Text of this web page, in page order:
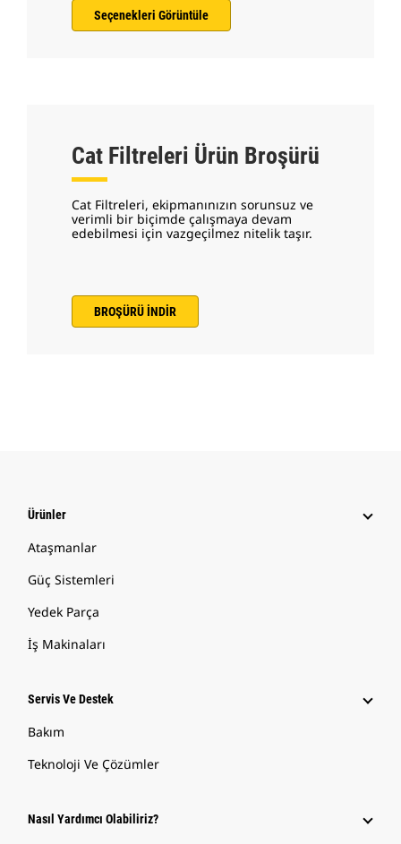
Seçenekleri Görüntüle
Cat Filtreleri Ürün Broşürü
Cat Filtreleri, ekipmanınızın sorunsuz ve
verimli bir biçimde çalışmaya devam
edebilmesi için vazgeçilmez nitelik taşır.
BROŞÜRÜ İNDİR
Ürünler
Ataşmanlar
Güç Sistemleri
Yedek Parça
İş Makinaları
Servis Ve Destek
Bakım
Teknoloji Ve Çözümler
Nasıl Yardımcı Olabiliriz?